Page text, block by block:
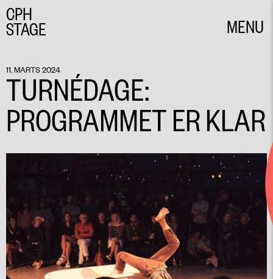
CPH
STAGE
MENU
11. MARTS 2024
TURNÉDAGE:
PROGRAMMET ER KLAR